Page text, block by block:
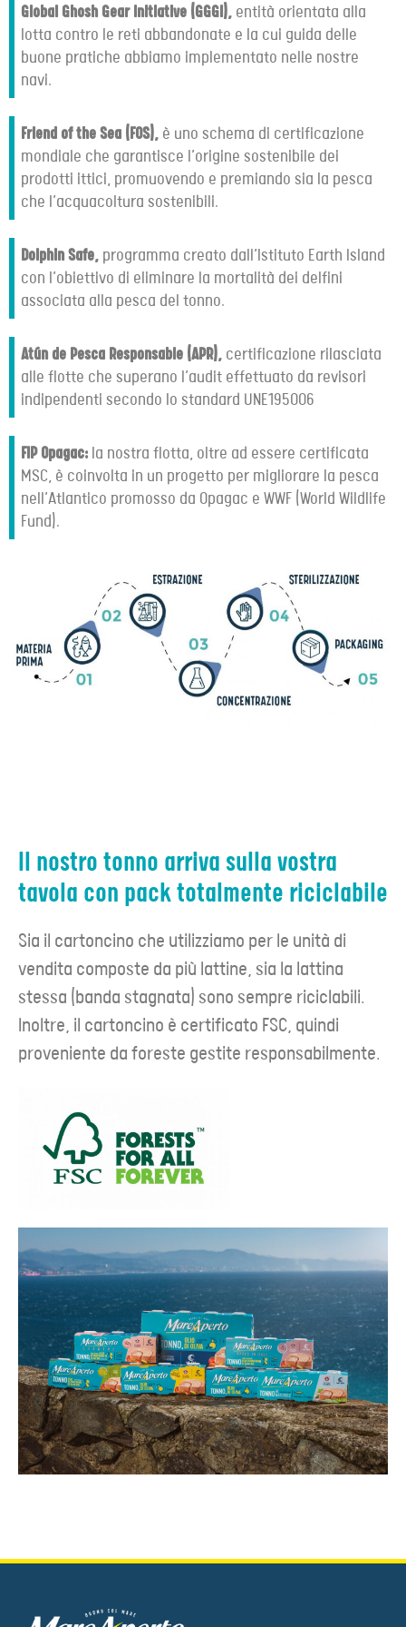
Global Ghosh Gear Initiative (GGGI), entità orientata alla
lotta contro le reti abbandonate e la cui guida delle
buone pratiche abbiamo implementato nelle nostre
navi.
Friend of the Sea (FOS), è uno schema di certificazione
mondiale che garantisce l’origine sostenibile dei
prodotti ittici, promuovendo e premiando sia la pesca
che l’acquacoltura sostenibili.
Dolphin Safe, programma creato dall’Istituto Earth Island
con l’obiettivo di eliminare la mortalità dei delfini
associata alla pesca del tonno.
Atún de Pesca Responsable (APR), certificazione rilasciata
alle flotte che superano l’audit effettuato da revisori
indipendenti secondo lo standard UNE195006
FIP Opagac: la nostra flotta, oltre ad essere certificata
MSC, è coinvolta in un progetto per migliorare la pesca
nell’Atlantico promosso da Opagac e WWF (World Wildlife
Fund).
Il nostro tonno arriva sulla vostra
tavola con pack totalmente riciclabile
Sia il cartoncino che utilizziamo per le unità di
vendita composte da più lattine, sia la lattina
stessa (banda stagnata) sono sempre riciclabili.
Inoltre, il cartoncino è certificato FSC, quindi
proveniente da foreste gestite responsabilmente.